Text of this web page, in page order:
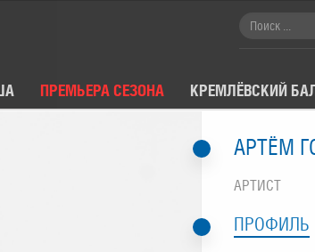
ПРЕМЬЕРА СЕЗОНА КРЕМЛЁВСКИЙ
АРТЁМ
АРТИСТ
ПРОФИЛЬ